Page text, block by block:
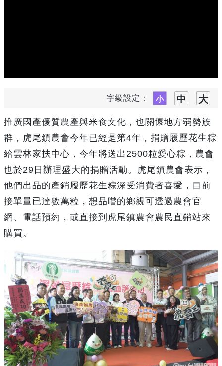
字級設定：
推廣國產優質農產與米食文化，也關懷地方弱勢族
群，虎尾鎮農會今年已經是第4年，捐贈履歷花生粽
給雲林家扶中心，今年將送出2500粒愛心粽，農會
也於29日辦理盛大的捐贈活動。虎尾鎮農會表示，
他們出品的產銷履歷花生粽深受消費者喜愛，目前
接單量已達數萬粒，想品嚐的鄉親可透過農會官
網、電話預約，或直接到虎尾鎮農會農民直銷站來
購買。